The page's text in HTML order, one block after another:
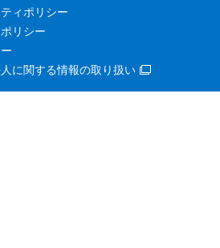
ィポリシー
リシー
に関する情報の取り扱い